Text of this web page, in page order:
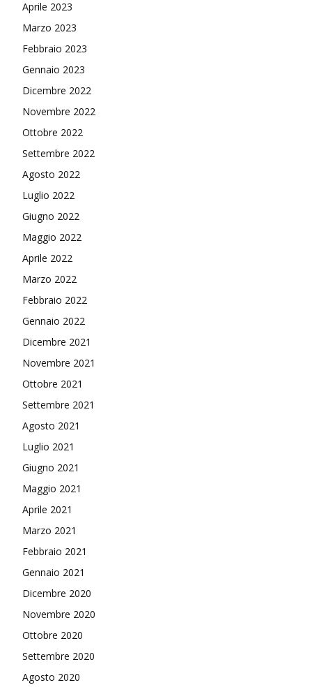
Aprile 2023
Marzo 2023
Febbraio 2023
Gennaio 2023
Dicembre 2022
Novembre 2022
Ottobre 2022
Settembre 2022
Agosto 2022
Luglio 2022
Giugno 2022
Maggio 2022
Aprile 2022
Marzo 2022
Febbraio 2022
Gennaio 2022
Dicembre 2021
Novembre 2021
Ottobre 2021
Settembre 2021
Agosto 2021
Luglio 2021
Giugno 2021
Maggio 2021
Aprile 2021
Marzo 2021
Febbraio 2021
Gennaio 2021
Dicembre 2020
Novembre 2020
Ottobre 2020
Settembre 2020
Agosto 2020